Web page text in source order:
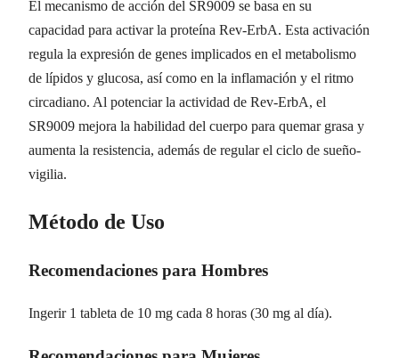
El mecanismo de acción del SR9009 se basa en su
capacidad para activar la proteína Rev-ErbA. Esta activación
regula la expresión de genes implicados en el metabolismo
de lípidos y glucosa, así como en la inflamación y el ritmo
circadiano. Al potenciar la actividad de Rev-ErbA, el
SR9009 mejora la habilidad del cuerpo para quemar grasa y
aumenta la resistencia, además de regular el ciclo de sueño-
vigilia.
Método de Uso
Recomendaciones para Hombres
Ingerir 1 tableta de 10 mg cada 8 horas (30 mg al día).